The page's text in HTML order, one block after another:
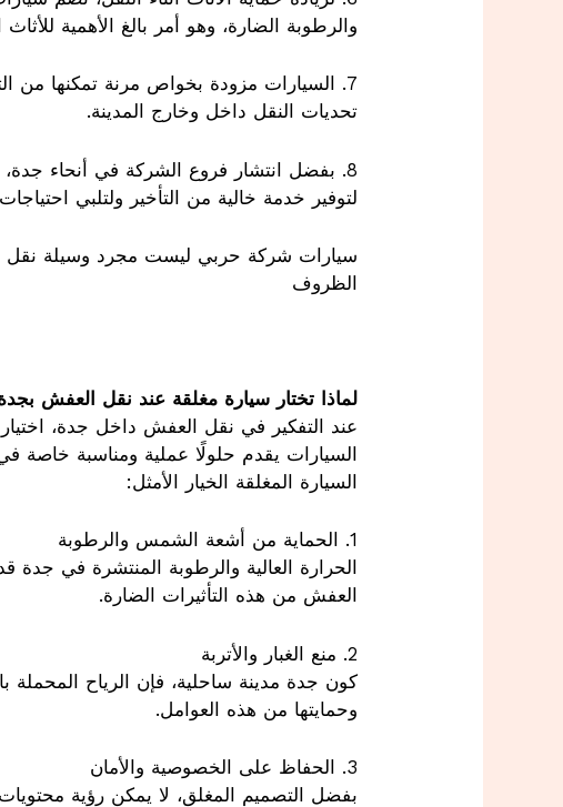
والرطوبة الضارة، وهو أمر بالغ الأهمية
7. السيارات مزودة بخواص مرنة تمكنها من
تحديات النقل داخل وخارج المدينة.
8. بفضل انتشار فروع الشركة في أنحاء
لتوفير خدمة خالية من التأخير ولتلبي
سيارات شركة حربي ليست مجرد وسيلة نقل
الظروف
لماذا تختار سيارة مغلقة عند نقل العفش
عند التفكير في نقل العفش داخل جدة،
السيارات يقدم حلولًا عملية ومناسبة خاصة
السيارة المغلقة الخيار الأمثل:
1. الحماية من أشعة الشمس والرطوبة
الحرارة العالية والرطوبة المنتشرة في
العفش من هذه التأثيرات الضارة.
2. منع الغبار والأتربة
كون جدة مدينة ساحلية، فإن الرياح
وحمايتها من هذه العوامل.
3. الحفاظ على الخصوصية والأمان
بفضل التصميم المغلق، لا يمكن رؤية